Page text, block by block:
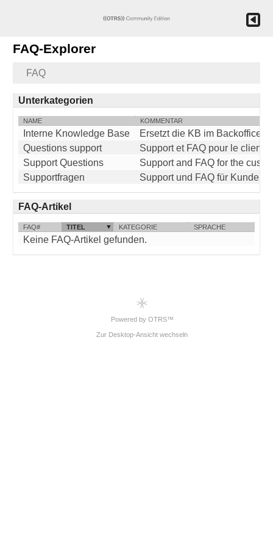
FAQ-Explorer
FAQ
Unterkategorien
NAME KOMMENTAR
Interne Knowledge Base
Ersetzt die KB im Backoffice
Questions support
Support et FAQ pour le client
Support Questions
Support and FAQ for the
Supportfragen
Support und FAQ für Kunden
FAQ-Artikel
FAQ# TITEL KATEGORIE SPRACHE
Keine FAQ-Artikel gefunden.
Powered by OTRS™
Zur Desktop-Ansicht wechseln